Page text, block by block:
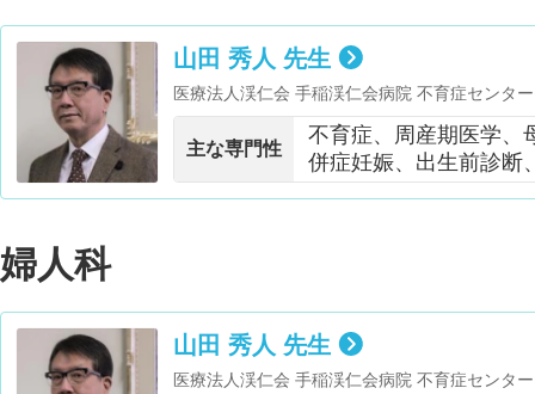
山田 秀人 先生
医療法人渓仁会 手稲渓仁会病院 不育症センタ
ム医療センター長 ・神戸大学医学研究科 非常
セリング学会 認定臨床遺伝専門医・日本産科
副理事長・日本生殖免疫学会 理事・日本母性
主な専門性
不育症、周産期医学、
併症妊娠、出生前診断
婦人科
山田 秀人 先生
医療法人渓仁会 手稲渓仁会病院 不育症センタ